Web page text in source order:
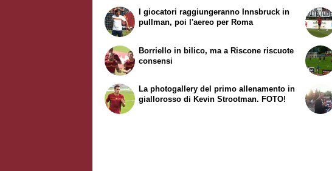
I giocatori raggiungeranno Innsbruck in
pullman, poi l'aereo per Roma
Borriello in bilico, ma a Riscone riscuote
consensi
La photogallery del primo allenamento in
giallorosso di Kevin Strootman. FOTO!